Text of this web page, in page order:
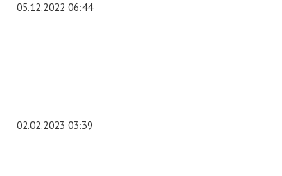
05.12.2022 06:44
02.02.2023 03:39